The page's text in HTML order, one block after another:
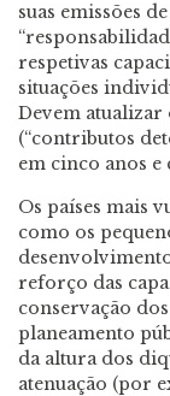
suas emissões
respetivas
situações
Devem atualizar
(“contributos
em cinco anos
Os países mais
como os
reforço das
conservação
planeamento
da altura dos
atenuação (por